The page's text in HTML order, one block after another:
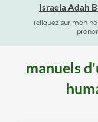
Israela Adah
(cliquez sur mon
manuels